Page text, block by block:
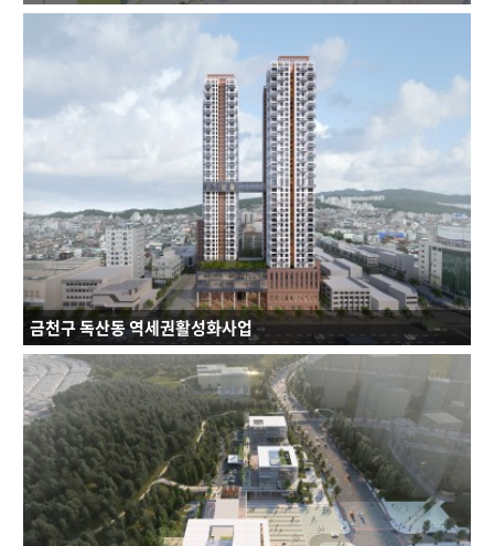
연면적 : M1 : 43,180㎡ / M2 : 61,577.63㎡
규모 : B2~25F
건축용도 : 공동주택, 근린생활시설
연면적 : 64264.8㎡
규모 : B7~42F
건축용도 : 공동주택, 오피스텔, 지역필요시설(청소년수련시설), 근린생활시설
금천구 독산동 역세권활성화사업